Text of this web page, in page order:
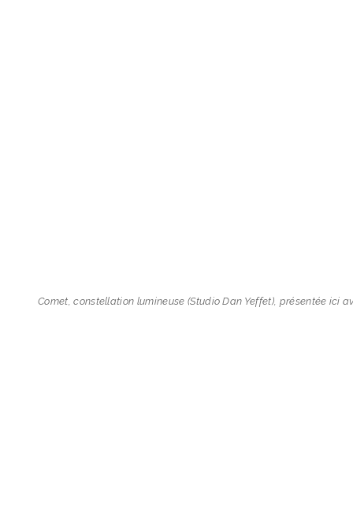
Comet, constellation lumineuse (Studio Dan Yeffet), présentée ici